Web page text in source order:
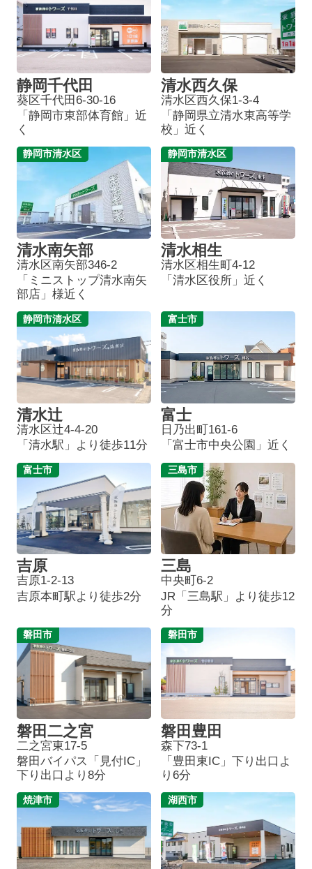
静岡千代田
葵区千代田6-30-16
「静岡市東部体育館」近
く
清水西久保
清水区西久保1-3-4
「静岡県立清水東高等学
校」近く
静岡市清水区
清水南矢部
清水区南矢部346-2
「ミニストップ清水南矢
部店」様近く
静岡市清水区
清水相生
清水区相生町4-12
「清水区役所」近く
静岡市清水区
清水辻
清水区辻4-4-20
「清水駅」より徒歩11分
富士市
富士
日乃出町161-6
「富士市中央公園」近く
富士市
吉原
吉原1-2-13
吉原本町駅より徒歩2分
三島市
三島
中央町6-2
JR「三島駅」より徒歩12
分
磐田市
磐田二之宮
二之宮東17-5
磐田バイパス「見付IC」
下り出口より8分
磐田市
磐田豊田
森下73-1
「豊田東IC」下り出口よ
り6分
焼津市 湖西市